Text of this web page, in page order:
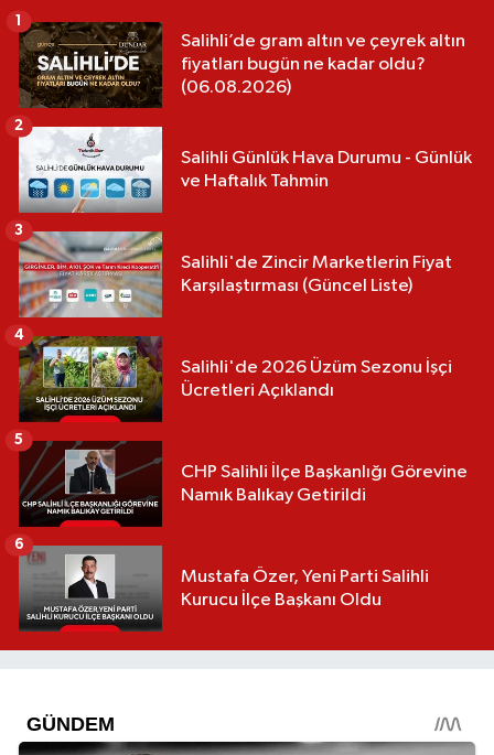
Salihli’de gram altın ve çeyrek altın
fiyatları bugün ne kadar oldu?
(06.08.2026)
1
Salihli Günlük Hava Durumu - Günlük
ve Haftalık Tahmin
2
Salihli'de Zincir Marketlerin Fiyat
Karşılaştırması (Güncel Liste)
3
Salihli'de 2026 Üzüm Sezonu İşçi
Ücretleri Açıklandı
4
CHP Salihli İlçe Başkanlığı Görevine
Namık Balıkay Getirildi
5
Mustafa Özer, Yeni Parti Salihli
Kurucu İlçe Başkanı Oldu
6